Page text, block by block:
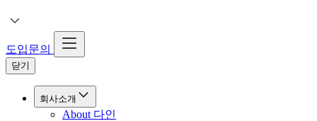
도입문의
닫기
회사소개
About 다인